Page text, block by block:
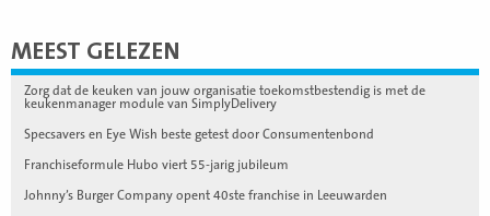
MEEST GELEZEN
Zorg dat de keuken van jouw organisatie toekomstbestendig is met de
keukenmanager module van SimplyDelivery
Specsavers en Eye Wish beste getest door Consumentenbond
Franchiseformule Hubo viert 55-jarig jubileum
Johnny’s Burger Company opent 40ste franchise in Leeuwarden